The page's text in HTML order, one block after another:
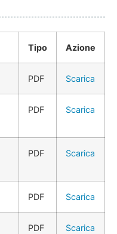
Tipo Azione
PDF Scarica
PDF Scarica
PDF Scarica
PDF Scarica
PDF Scarica